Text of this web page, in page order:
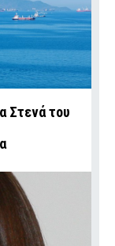
Στενά του